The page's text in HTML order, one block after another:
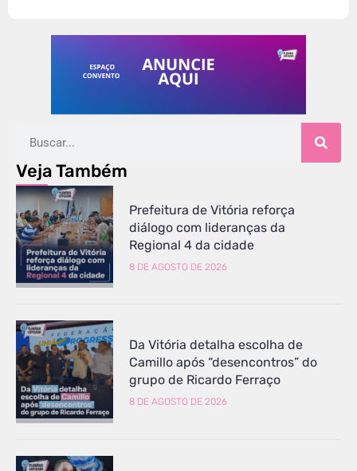
Veja Também
Prefeitura de Vitória reforça
diálogo com lideranças da
Regional 4 da cidade
8 DE AGOSTO DE 2026
Da Vitória detalha escolha de
Camillo após “desencontros” do
grupo de Ricardo Ferraço
8 DE AGOSTO DE 2026